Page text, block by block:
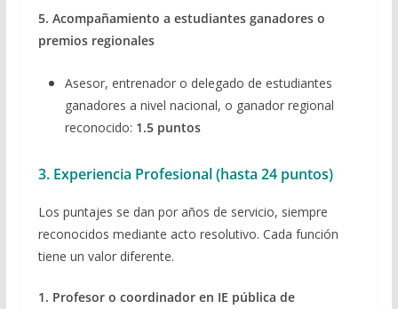
5. Acompañamiento a estudiantes ganadores o
premios regionales
Asesor, entrenador o delegado de estudiantes
ganadores a nivel nacional, o ganador regional
reconocido: 1.5 puntos
3. Experiencia Profesional (hasta 24 puntos)
Los puntajes se dan por años de servicio, siempre
reconocidos mediante acto resolutivo. Cada función
tiene un valor diferente.
1. Profesor o coordinador en IE pública de